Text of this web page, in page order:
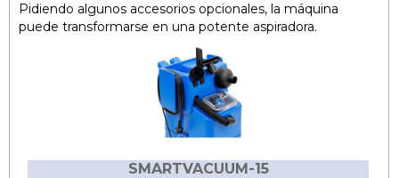
Pidiendo algunos accesorios opcionales, la máquina
puede transformarse en una potente aspiradora.
SMARTVACUUM-15